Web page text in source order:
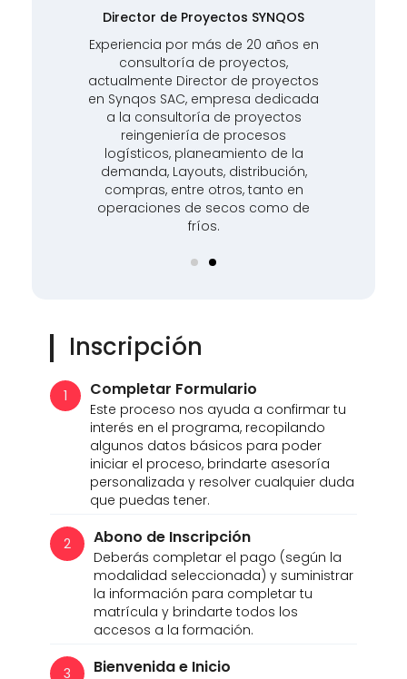
Director de Proyectos SYNQOS
Experiencia por más de 20 años en
consultoría de proyectos,
actualmente Director de proyectos
en Synqos SAC, empresa dedicada
a la consultoría de proyectos
reingeniería de procesos
logísticos, planeamiento de la
demanda, Layouts, distribución,
compras, entre otros, tanto en
operaciones de secos como de
fríos.
Inscripción
1 Completar Formulario
Este proceso nos ayuda a confirmar tu
interés en el programa, recopilando
algunos datos básicos para poder
iniciar el proceso, brindarte asesoría
personalizada y resolver cualquier duda
que puedas tener.
2 Abono de Inscripción
Deberás completar el pago (según la
modalidad seleccionada) y suministrar
la información para completar tu
matrícula y brindarte todos los
accesos a la formación.
3 Bienvenida e Inicio